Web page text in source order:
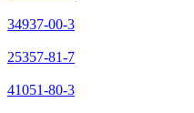
34937-00-3
25357-81-7
41051-80-3